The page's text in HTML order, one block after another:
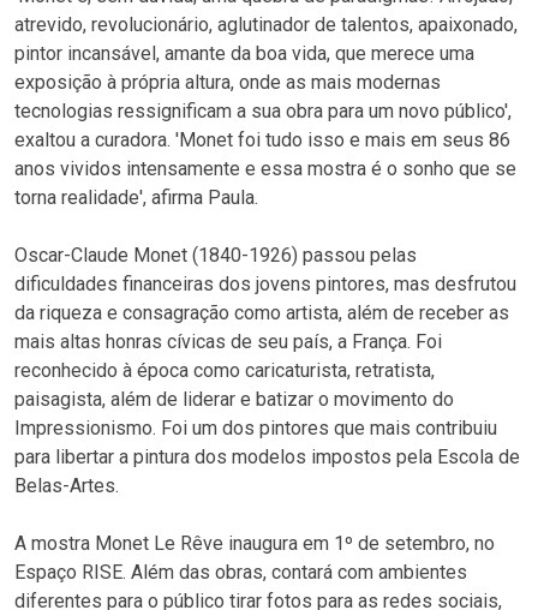
atrevido, revolucionário, aglutinador de talentos, apaixonado,
pintor incansável, amante da boa vida, que merece uma
exposição à própria altura, onde as mais modernas
tecnologias ressignificam a sua obra para um novo público',
exaltou a curadora. 'Monet foi tudo isso e mais em seus 86
anos vividos intensamente e essa mostra é o sonho que se
torna realidade', afirma Paula.
Oscar-Claude Monet (1840-1926) passou pelas
dificuldades financeiras dos jovens pintores, mas desfrutou
da riqueza e consagração como artista, além de receber as
mais altas honras cívicas de seu país, a França. Foi
reconhecido à época como caricaturista, retratista,
paisagista, além de liderar e batizar o movimento do
Impressionismo. Foi um dos pintores que mais contribuiu
para libertar a pintura dos modelos impostos pela Escola de
Belas-Artes.
A mostra Monet Le Rêve inaugura em 1º de setembro, no
Espaço RISE. Além das obras, contará com ambientes
diferentes para o público tirar fotos para as redes sociais,